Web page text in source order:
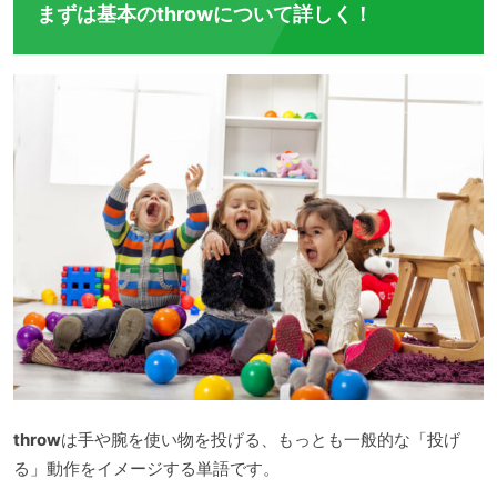
まずは基本のthrowについて詳しく！
throwは手や腕を使い物を投げる、もっとも一般的な「投げ
る」動作をイメージする単語です。